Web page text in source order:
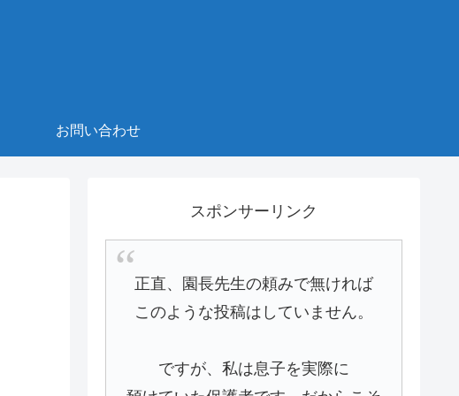
お問い合わせ
スポンサーリンク
正直、園長先生の頼みで無ければ
このような投稿はしていません。
ですが、私は息子を実際に